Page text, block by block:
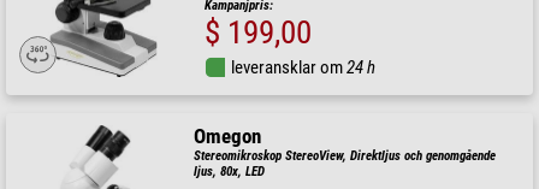
Kampanjpris:
$ 199,00
leveransklar om24 h
Omegon
Stereomikroskop StereoView, Direktljus och genomgående
ljus, 80x, LED